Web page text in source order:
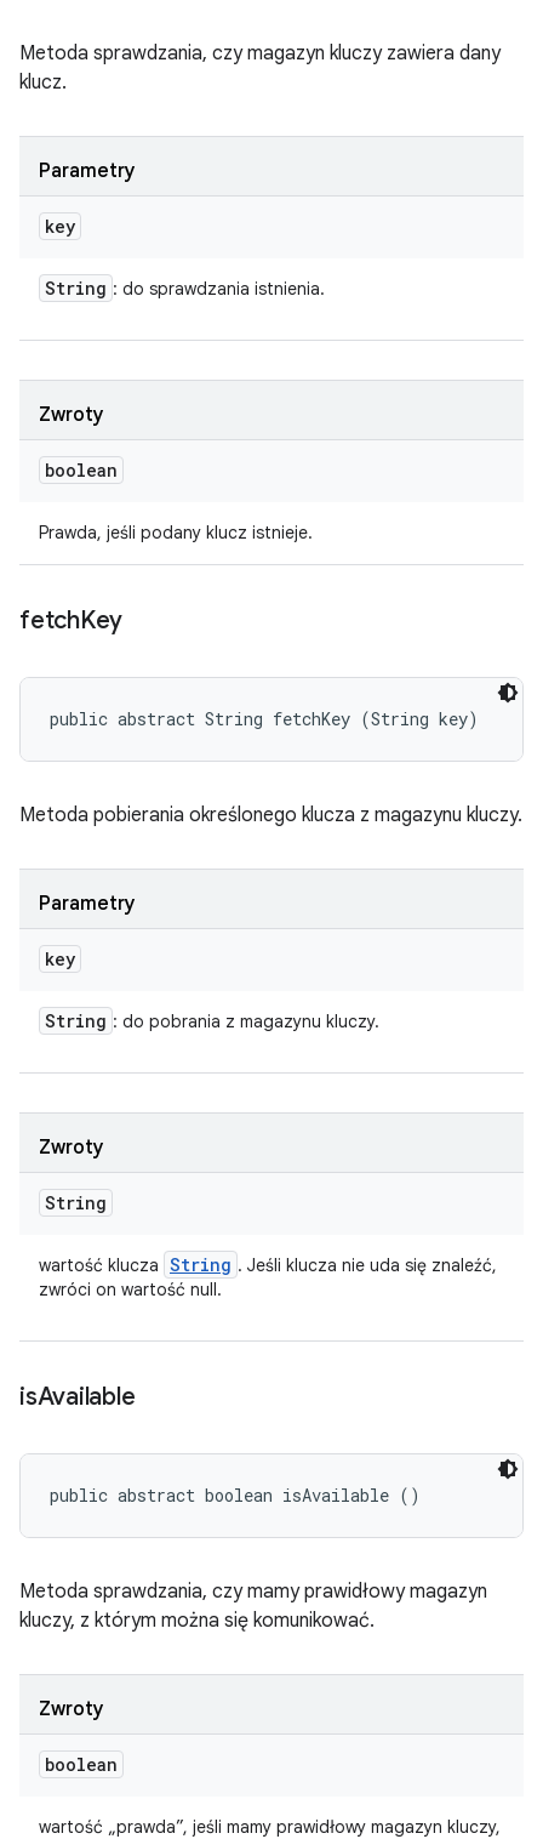
Metoda sprawdzania, czy magazyn kluczy zawiera dany
klucz.
Parametry
key
String : do sprawdzania istnienia.
Zwroty
boolean
Prawda, jeśli podany klucz istnieje.
fetchKey
public abstract String fetchKey (String key)
Metoda pobierania określonego klucza z magazynu kluczy.
Parametry
key
String : do pobrania z magazynu kluczy.
Zwroty
String
wartość klucza String . Jeśli klucza nie uda się znaleźć,
zwróci on wartość null.
isAvailable
public abstract boolean isAvailable ()
Metoda sprawdzania, czy mamy prawidłowy magazyn
kluczy, z którym można się komunikować.
Zwroty
boolean
wartość „prawda”, jeśli mamy prawidłowy magazyn kluczy,